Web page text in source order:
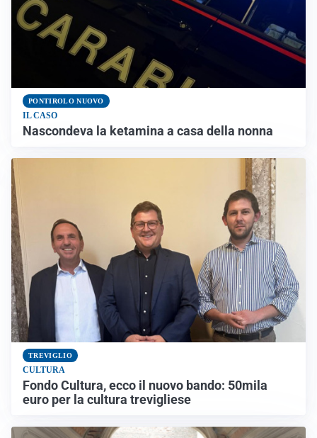
PONTIROLO NUOVO
IL CASO
Nascondeva la ketamina a casa della nonna
TREVIGLIO
CULTURA
Fondo Cultura, ecco il nuovo bando: 50mila
euro per la cultura trevigliese